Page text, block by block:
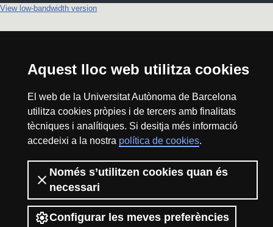
Aquest lloc web utilitza cookies
El web de la Universitat Autònoma de Barcelona
utilitza cookies pròpies i de tercers amb finalitats
tècniques i analítiques. Si desitja més informació
accedeixi a la nostra política de cookies.
Només s’utilitzen cookies quan és
necessari
Configurar les meves preferències
View low-bandwidth version